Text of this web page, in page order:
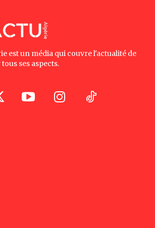
est un média qui couvre l'actualité de
ses aspects.